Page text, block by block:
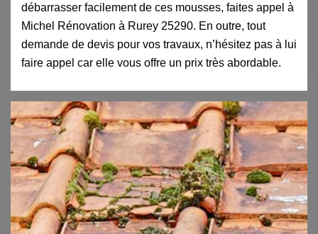
débarrasser facilement de ces mousses, faites appel à
Michel Rénovation à Rurey 25290. En outre, tout
demande de devis pour vos travaux, n’hésitez pas à lui
faire appel car elle vous offre un prix très abordable.